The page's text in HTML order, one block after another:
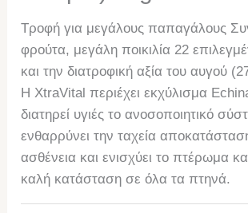
Τροφή για μεγάλους παπαγάλους
φρούτα, μεγάλη ποικιλία 22
και την διατροφική αξία του αυγού
H XtraVital περιέχει εκχύλισμα
διατηρεί υγιές το ανοσοποιητικό
ενθαρρύνει την ταχεία
ασθένεια και ενισχύει το πτέρωμα
καλή κατάσταση σε όλα τα πτηνά.